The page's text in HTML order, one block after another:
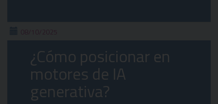
08/10/2025
¿Cómo posicionar en
motores de IA
generativa?